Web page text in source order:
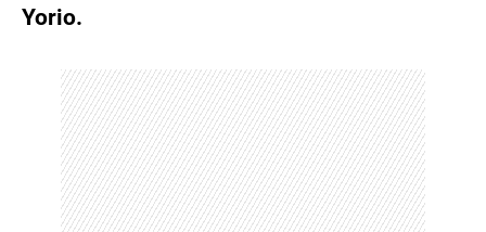
Yorio.